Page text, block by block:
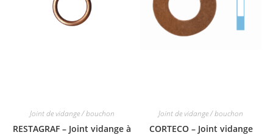
Joint de vidange / bouchon
RESTAGRAF – Joint vidange à
Joint de vidange / bouchon
CORTECO – Joint vidange